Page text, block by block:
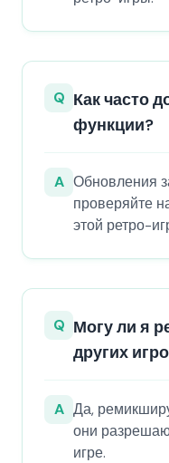
Q Как часто
функции?
A Обновления
проверяйте
этой ретро-
Q Могу ли я
других
A Да,
они
игре.